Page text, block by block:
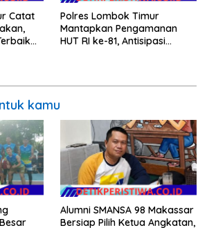
Catat
Polres Lombok Timur
Mantapkan Pengamanan
HUT RI ke-81, Antisipasi
kamu
Alumni SMANSA 98 Makassar
Bersiap Pilih Ketua Angkatan,